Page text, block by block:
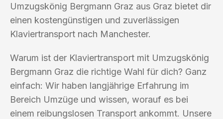
Umzugskönig Bergmann Graz aus Graz bietet dir
einen kostengünstigen und zuverlässigen
Klaviertransport nach Manchester.
Warum ist der Klaviertransport mit Umzugskönig
Bergmann Graz die richtige Wahl für dich? Ganz
einfach: Wir haben langjährige Erfahrung im
Bereich Umzüge und wissen, worauf es bei
einem reibungslosen Transport ankommt. Unsere